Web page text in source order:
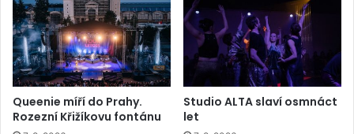
Queenie míří do Prahy.
Rozezní Křižíkovu fontánu
Studio ALTA slaví osmnáct
let